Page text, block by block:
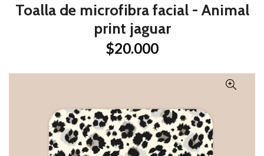
Toalla de microfibra facial - Animal
print jaguar
$20.000